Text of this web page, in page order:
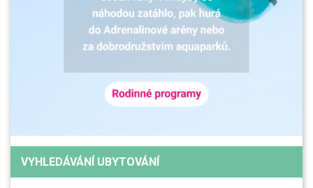
VYHLEDÁVÁNÍ UBYTOVÁNÍ